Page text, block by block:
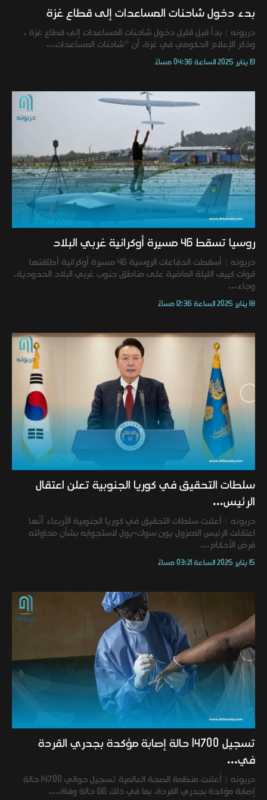
بدء دخول شاحنات المساعدات إلى قطاع غزة
دربونه | بدأ قبل قليل دخول شاحنات المساعدات إلى قطاع غزة .
وذكر الإعلام الحكومي في غزة، أن “شاحنات المساعدات...
19 يناير 2025 الساعة 04:36 مساءً
روسيا تسقط 46 مسيرة أوكرانية غربي البلاد
دربونه | أسقطت الدفاعات الروسية 46 مسيرة أوكرانية أطلقتها
قوات كييف الليلة الماضية على مناطق جنوب غربي البلاد الحدودية.
وجاء...
18 يناير 2025 الساعة 12:36 مساءً
سلطات التحقيق في كوريا الجنوبية تعلن اعتقال
الرئيس...
دربونه | أعلنت سلطات التحقيق في كوريا الجنوبية الأربعاء أنّها
اعتقلت الرئيس المعزول يون سوك-يول لاستجوابه بشأن محاولته
فرض الأحكام...
15 يناير 2025 الساعة 03:21 مساءً
تسجيل 14700 حالة إصابة مؤكدة بجدري القردة
في...
دربونه | أعلنت منظمة الصحة العالمية تسجيل حوالي 14700 حالة
إصابة مؤكدة بجدري القردة، بما في ذلك 66 حالة وفاة،...